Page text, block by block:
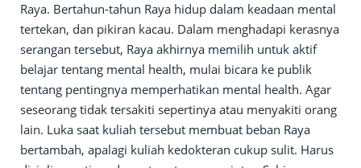
Raya. Bertahun-tahun Raya hidup dalam keadaan mental
tertekan, dan pikiran kacau. Dalam menghadapi kerasnya
serangan tersebut, Raya akhirnya memilih untuk aktif
belajar tentang mental health, mulai bicara ke publik
tentang pentingnya memperhatikan mental health. Agar
seseorang tidak tersakiti sepertinya atau menyakiti orang
lain. Luka saat kuliah tersebut membuat beban Raya
bertambah, apalagi kuliah kedokteran cukup sulit. Harus